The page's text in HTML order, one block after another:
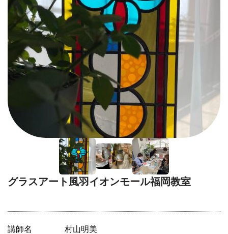
シルエットアート
タイルクラフト
グラスアート風羽イオンモール福岡教室
講師名
村山明美